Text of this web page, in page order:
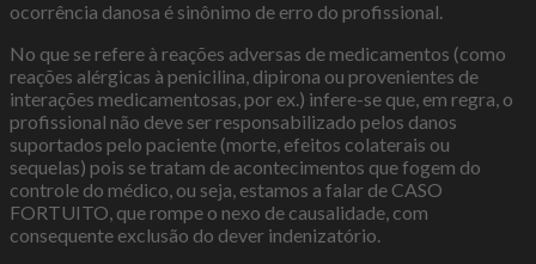
ocorrência danosa é sinônimo de erro do profissional.
No que se refere à reações adversas de medicamentos (como
reações alérgicas à penicilina, dipirona ou provenientes de
interações medicamentosas, por ex.) infere-se que, em regra, o
profissional não deve ser responsabilizado pelos danos
suportados pelo paciente (morte, efeitos colaterais ou
sequelas) pois se tratam de acontecimentos que fogem do
controle do médico, ou seja, estamos a falar de CASO
FORTUITO, que rompe o nexo de causalidade, com
consequente exclusão do dever indenizatório.